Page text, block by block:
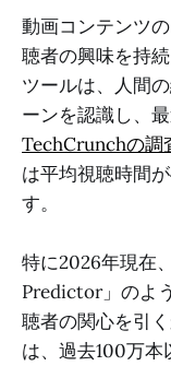
動画コンテンツ
聴者の興味を持
ツールは、人間
ーンを認識し、
TechCrunchの調
は平均視聴時間
す。
特に2026年現在
Predictor」のよ
聴者の関心を引
は、過去100万本